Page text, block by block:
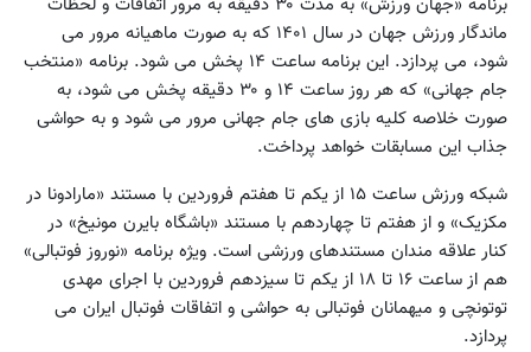
ماندگار ورزش جهان در سال ۱۴۰۱ که به صورت ماهیانه مرور می
شود، می پردازد. این برنامه ساعت ۱۴ پخش می شود. برنامه «منتخب
جام جهانی» که هر روز ساعت ۱۴ و ۳۰ دقیقه پخش می شود، به
صورت خلاصه کلیه بازی های جام جهانی مرور می شود و به حواشی
جذاب این مسابقات خواهد پرداخت.
شبکه ورزش ساعت ۱۵ از یکم تا هفتم فروردین با مستند «مارادونا در
مکزیک» و از هفتم تا چهاردهم با مستند «باشگاه بایرن مونیخ» در
کنار علاقه مندان مستندهای ورزشی است. ویژه برنامه «نوروز فوتبالی»
هم از ساعت ۱۶ تا ۱۸ از یکم تا سیزدهم فروردین با اجرای مهدی
توتونچی و میهمانان فوتبالی به حواشی و اتفاقات فوتبال ایران می
پردازد.